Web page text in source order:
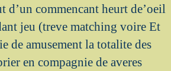
d’un commencant heurt de’oeil
jeu (treve matching voire Et
de amusement la totalite des
en compagnie de averes